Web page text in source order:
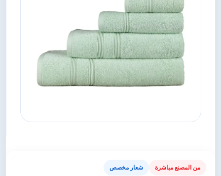
من المصنع مباشرة شعار مخصص